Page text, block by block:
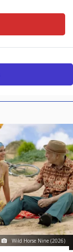
Wild Horse Nine (2026)